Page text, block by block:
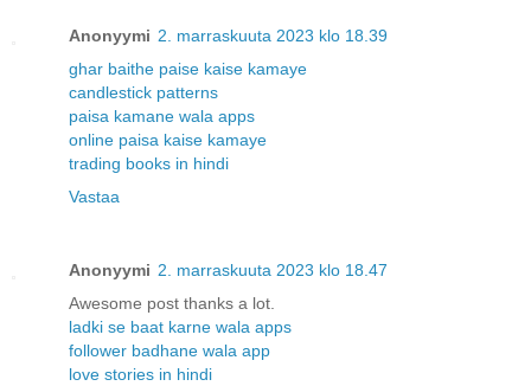
Anonyymi 2. marraskuuta 2023 klo 18.39
ghar baithe paise kaise kamaye
candlestick patterns
paisa kamane wala apps
online paisa kaise kamaye
trading books in hindi
Vastaa
Anonyymi 2. marraskuuta 2023 klo 18.47
Awesome post thanks a lot.
ladki se baat karne wala apps
follower badhane wala app
love stories in hindi